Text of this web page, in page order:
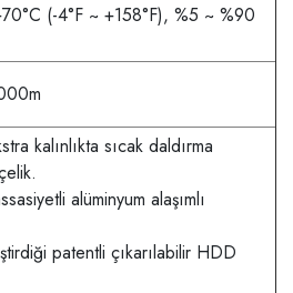
(-4°F ~ +158°F), %5 ~ %90
kalınlıkta sıcak daldırma
alüminyum alaşımlı
patentli çıkarılabilir HDD